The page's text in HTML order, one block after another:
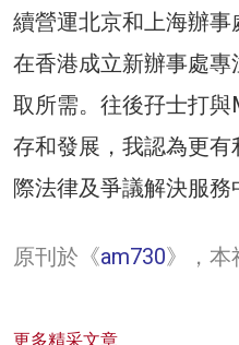
續營運北京和上海辦
在香港成立新辦事處
取所需。往後孖士打
存和發展，我認為更
際法律及爭議解決服務
原刊於《am730》，本
更多精采文章